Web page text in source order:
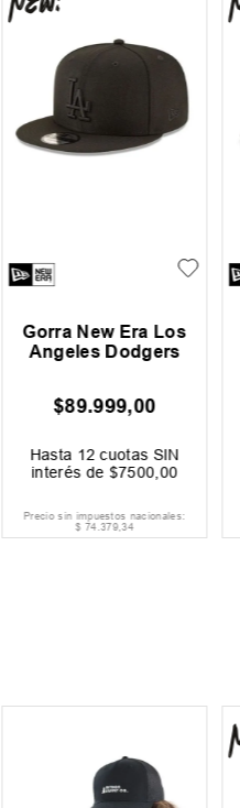
Gorra New Era Los
Angeles Dodgers
$89.999,00
Hasta 12 cuotas SIN
interés de$7500 00
Precio sin impuestos nacionales:
$ 74.379,34